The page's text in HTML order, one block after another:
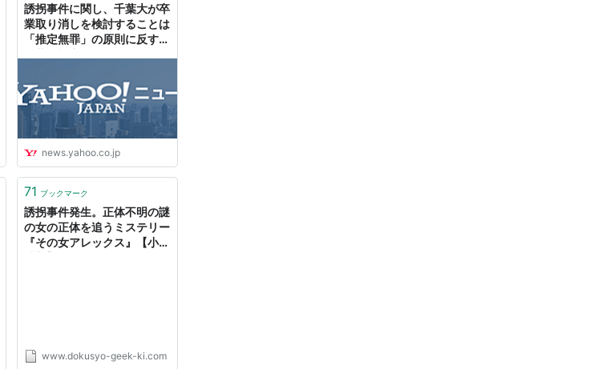
誘拐事件に関し、千葉大が卒
業取り消しを検討することは
「推定無罪」の原則に反する
news.yahoo.co.jp
71 ブックマーク
誘拐事件発生。正体不明の謎
の女の正体を追うミステリー
『その女アレックス』【小説
www.dokusyo-geek-ki.com